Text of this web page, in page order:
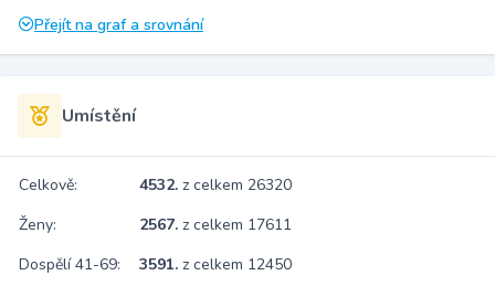
Přejít na graf a srovnání
Umístění
Celkově: 4532. z celkem 26320
Ženy:
2567. z celkem 17611
Dospělí 41-69:
3591. z celkem 12450